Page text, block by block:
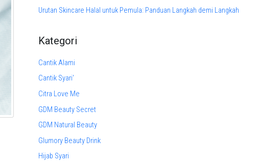
Urutan Skincare Halal untuk Pemula: Panduan Langkah demi Langkah
Kategori
Cantik Alami
Cantik Syari'
Citra Love Me
GDM Beauty Secret
GDM Natural Beauty
Glumory Beauty Drink
Hijab Syari